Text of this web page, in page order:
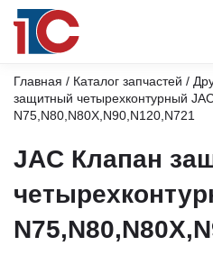
Главная / Каталог запчастей /
защитный четырехконтурный
N75,N80,N80X,N90,N120,N721
JAC Клапан